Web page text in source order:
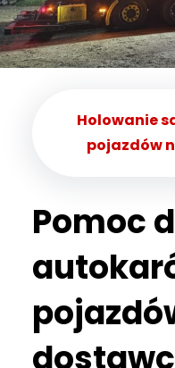
Holowanie
pojazdów
Pomoc